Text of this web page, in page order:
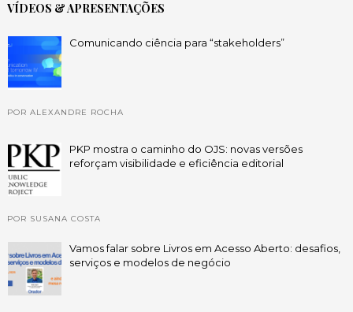
VÍDEOS & APRESENTAÇÕES
Comunicando ciência para “stakeholders”
POR ALEXANDRE ROCHA
PKP mostra o caminho do OJS: novas versões
reforçam visibilidade e eficiência editorial
POR SUSANA COSTA
Vamos falar sobre Livros em Acesso Aberto: desafios,
serviços e modelos de negócio